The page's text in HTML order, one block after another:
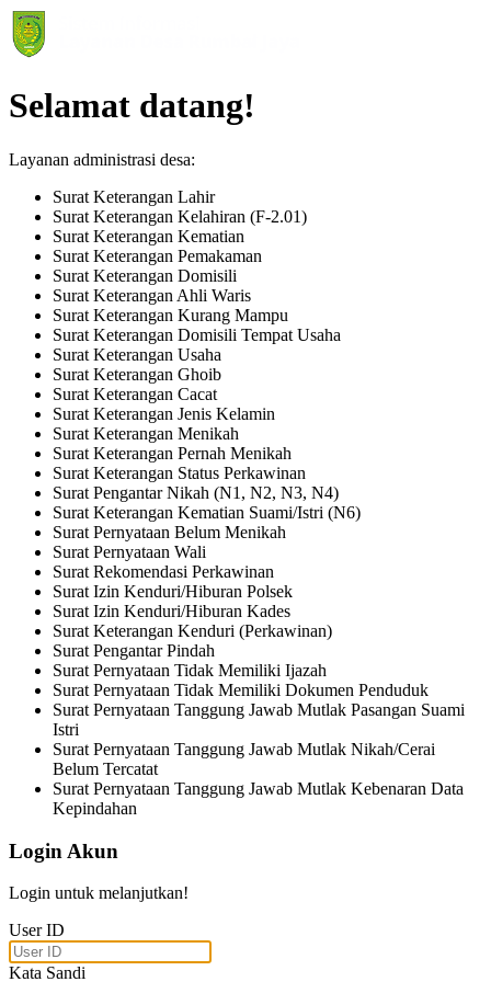
Selamat datang!
Layanan administrasi desa:
Surat Keterangan Lahir
Surat Keterangan Kelahiran (F-2.01)
Surat Keterangan Kematian
Surat Keterangan Pemakaman
Surat Keterangan Domisili
Surat Keterangan Ahli Waris
Surat Keterangan Kurang Mampu
Surat Keterangan Domisili Tempat Usaha
Surat Keterangan Usaha
Surat Keterangan Ghoib
Surat Keterangan Cacat
Surat Keterangan Jenis Kelamin
Surat Keterangan Menikah
Surat Keterangan Pernah Menikah
Surat Keterangan Status Perkawinan
Surat Pengantar Nikah (N1, N2, N3, N4)
Surat Keterangan Kematian Suami/Istri (N6)
Surat Pernyataan Belum Menikah
Surat Pernyataan Wali
Surat Rekomendasi Perkawinan
Surat Izin Kenduri/Hiburan Polsek
Surat Izin Kenduri/Hiburan Kades
Surat Keterangan Kenduri (Perkawinan)
Surat Pengantar Pindah
Surat Pernyataan Tidak Memiliki Ijazah
Surat Pernyataan Tidak Memiliki Dokumen Penduduk
Surat Pernyataan Tanggung Jawab Mutlak Pasangan Suami
Istri
Surat Pernyataan Tanggung Jawab Mutlak Nikah/Cerai
Belum Tercatat
Surat Pernyataan Tanggung Jawab Mutlak Kebenaran Data
Kepindahan
Login Akun
Login untuk melanjutkan!
User ID
Kata Sandi